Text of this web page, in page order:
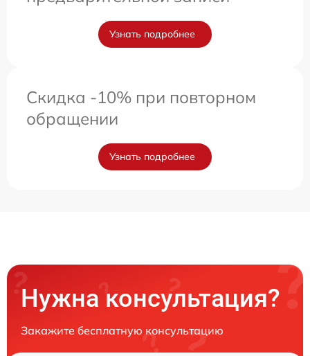
Узнать подробнее
Скидка -10% при повторном
обращении
Узнать подробнее
Нужна консультация?
Закажите бесплатную консультацию